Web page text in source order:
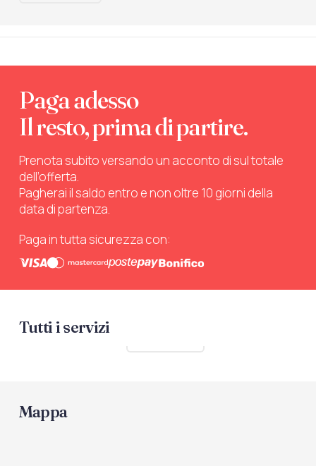
Paga adesso
Il resto, prima di partire.
Prenota subito versando un acconto di sul totale
dell’offerta.
Pagherai il saldo entro e non oltre 10 giorni della
data di partenza.
Paga in tutta sicurezza con:
Tutti i servizi
Mappa